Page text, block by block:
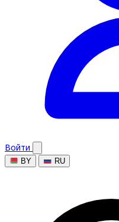
Войти
BY RU